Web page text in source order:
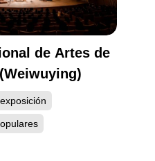
de Artes de